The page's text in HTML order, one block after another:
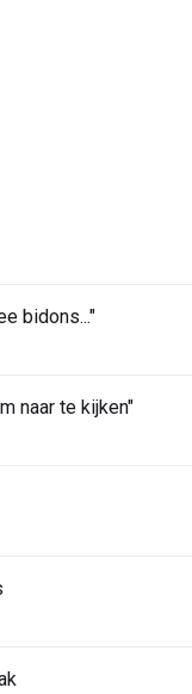
bidons..."
naar te kijken"